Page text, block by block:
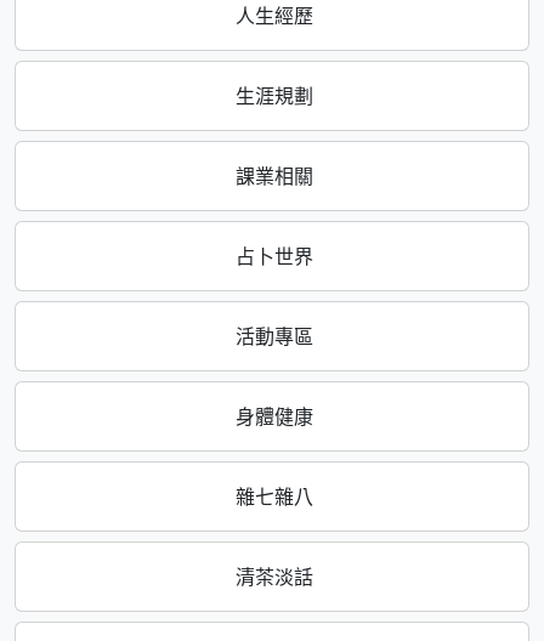
人生經歷
生涯規劃
課業相關
占卜世界
活動專區
身體健康
雜七雜八
清茶淡話